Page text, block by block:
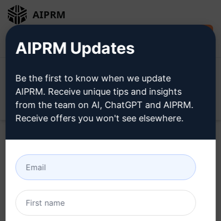
AIPRM
Essayez ce
Claude Prompt
maintenant
AIPRM Updates
Be the first to know when we update
AIPRM. Receive unique tips and insights
from the team on AI, ChatGPT and AIPRM.
Receive offers you won't see elsewhere.